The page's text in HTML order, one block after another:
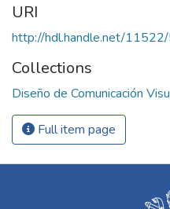
URI
http://hdl.handle.net/
Collections
Diseño de Comunicación
Full item page